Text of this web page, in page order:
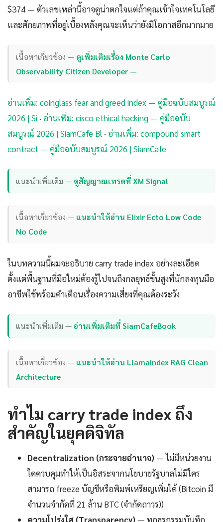
$374 — ตัวเลขเหล่านี้อาจดูน่าตกใจแต่ถ้าคุณเข้าใจเทคโนโลยี
และศักยภาพที่อยู่เบื้องหลังคุณจะเห็นว่ายังมีโอกาสอีกมากมาย
เนื้อหาเกี่ยวข้อง — ดูเพิ่มเติมเรื่อง Monte Carlo
Observability Citizen Developer —
อ่านเพิ่ม: coinglass fear and greed index — คู่มือฉบับสมบูรณ์
2026 | Si · อ่านเพิ่ม: cisco ethical hacking — คู่มือฉบับ
สมบูรณ์ 2026 | SiamCafe Bl · อ่านเพิ่ม: compound smart
contract — คู่มือฉบับสมบูรณ์ 2026 | SiamCafe
แนะนำเพิ่มเติม — ดูสัญญาณเทรดที่ XM Signal
เนื้อหาเกี่ยวข้อง — แนะนำให้อ่าน Elixir Ecto Low Code
No Code
ในบทความนี้ผมจะอธิบาย carry trade index อย่างละเอียด
ตั้งแต่พื้นฐานที่มือใหม่ต้องรู้ไปจนถึงกลยุทธ์ขั้นสูงที่นักลงทุนมือ
อาชีพใช้พร้อมคำเตือนเรื่องความเสี่ยงที่คุณต้องระวัง
แนะนำเพิ่มเติม —อ่านเพิ่มเติมที่ SiamCafeBook
เนื้อหาเกี่ยวข้อง — แนะนำให้อ่าน LlamaIndex RAG Clean
Architecture
ทำไม carry trade index ถึง
สำคัญในยุคดิจิทัล
Decentralization (กระจายอำนาจ) — ไม่มีหน่วยงาน
ใดควบคุมทำให้เป็นอิสระจากนโยบายรัฐบาลไม่มีใคร
สามารถ freeze บัญชีหรือพิมพ์เหรียญเพิ่มได้ (Bitcoin มี
จำนวนจำกัดที่ 21 ล้าน BTC (จำกัดถาวร))
ความโปร่งใส (Transparency) — ทุกธุรกรรมบันทึก